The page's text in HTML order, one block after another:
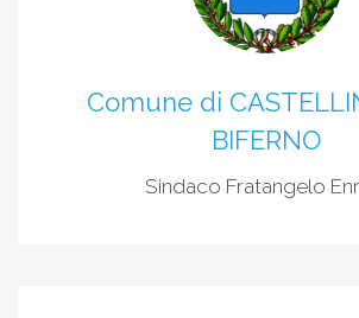
Comune di
BIFERNO
Sindaco Fratangelo